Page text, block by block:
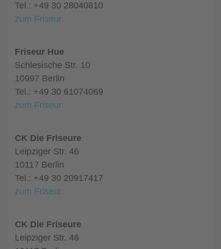
Tel.: +49 30 28040810
zum Friseur
Friseur Hue
Schlesische Str. 10
10997 Berlin
Tel.: +49 30 61074069
zum Friseur
CK Die Friseure
Leipziger Str. 46
10117 Berlin
Tel.: +49 30 20917417
zum Friseur
CK Die Friseure
Leipziger Str. 46